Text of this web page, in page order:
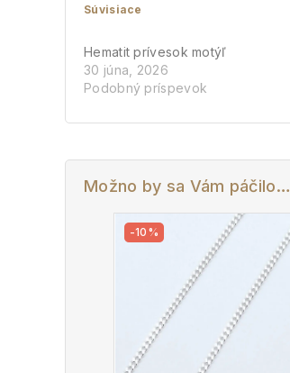
Súvisiace
Hematit prívesok motýľ
30 júna, 2026
Podobný príspevok
Možno by sa Vám páčilo…
-10%